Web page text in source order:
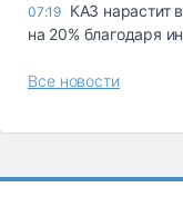
07:19 КАЗ нарастит
на 20% благодаря
Все новости